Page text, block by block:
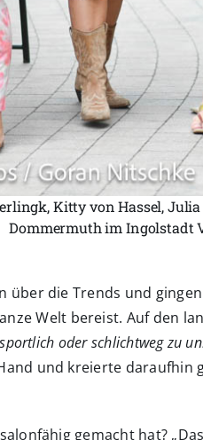
Kitty von Hassel,
Dommermuth im Ingolstadt
die Trends und
Welt bereist. Auf den
oder schlichtweg zu
und kreierte
gemacht hat?